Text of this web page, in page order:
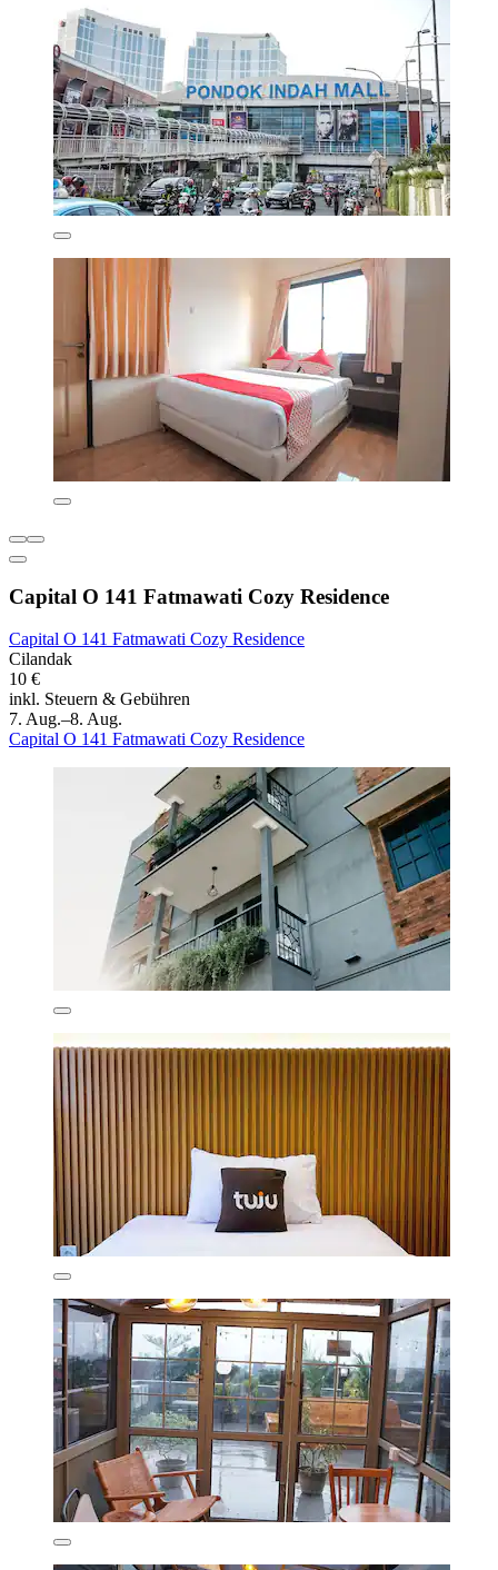
Capital O 141 Fatmawati Cozy Residence
Capital O 141 Fatmawati Cozy Residence
Cilandak
10 €
inkl. Steuern & Gebühren
7. Aug.–8. Aug.
Capital O 141 Fatmawati Cozy Residence